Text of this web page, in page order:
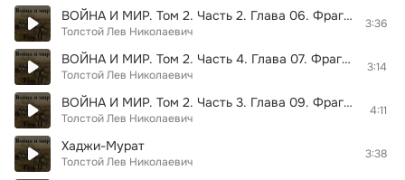
ВОЙНА И МИР. Том 2. Часть 2. Глава 06. Фрагмент 02
Толстой Лев Николаевич
3:36
ВОЙНА И МИР. Том 2. Часть 4. Глава 07. Фрагмент 02
Толстой Лев Николаевич
3:14
ВОЙНА И МИР. Том 2. Часть 3. Глава 09. Фрагмент 02
Толстой Лев Николаевич
4:11
Хаджи-Мурат
Толстой Лев Николаевич
3:38